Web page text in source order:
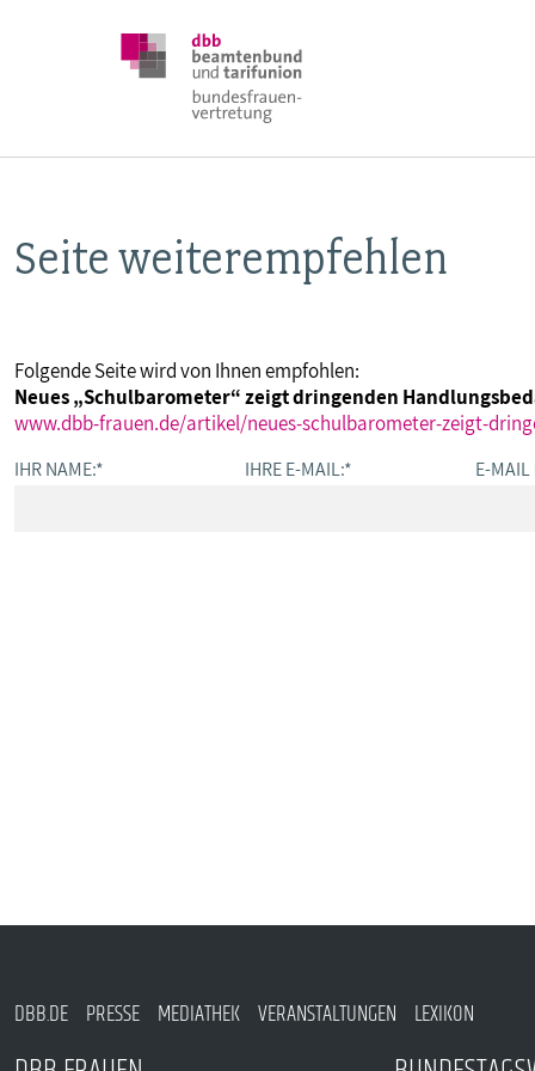
DBB FRAUEN
POSITIONEN
Seite weiterempfehlen
Folgende Seite wird von Ihnen empfohlen:
Neues „Schulbarometer“ zeigt dringenden
www.dbb-frauen.de/artikel/neues-schulbarometer-zeigt-
IHR NAME:* IHRE E-MAIL:* E-MAIL
DBB.DE PRESSE MEDIATHEK VERANSTALTUNGEN LEXIKON